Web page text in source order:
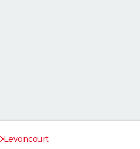
Levoncourt